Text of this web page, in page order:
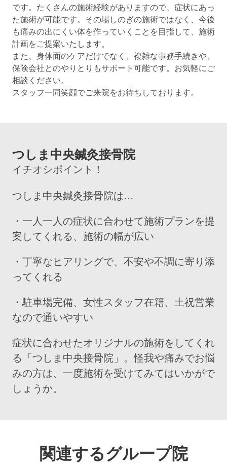
です。たくさんの施術経験がありますので、症状にあっ
た施術が可能です。その場しのぎの施術ではなく、今後
も痛みの出にくい体を作っていくことを目指して、施術
計画をご提案いたします。
また、身体面のケアだけでなく、複雑な事務手続きや、
保険会社とのやりとりもサポート可能です。お気軽にご
相談ください。
スタッフ一同笑顔でご来院をお待ちしております。
つしま中央鍼灸接骨院
イチオシポイント！
つしま中央鍼灸接骨院は…
・一人一人の症状に合わせて施術プランを提
案してくれる、施術の幅が広い
・丁寧なヒアリングで、不安や不調に寄り添
ってくれる
・駐車場完備、女性スタッフ在籍、土祝営業
なので通いやすい
症状に合わせたオリジナルの施術をしてくれ
る「つしま中央接骨院」。怪我や痛みでお悩
みの方は、一度施術を受けてみてはいかがで
しょうか。
関連するグループ院